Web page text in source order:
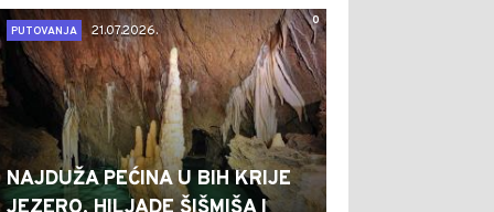
0
PUTOVANJA
21.07.2026.
NAJDUŽA PEĆINA U BIH KRIJE